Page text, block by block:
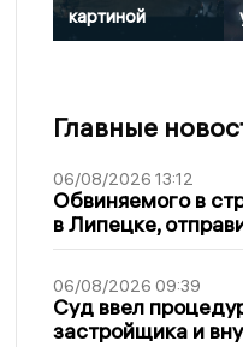
картиной
Главные
06/08/2026 13:12
Обвиняемого в
в Липецке,
06/08/2026 09:39
Суд ввел
застройщика и